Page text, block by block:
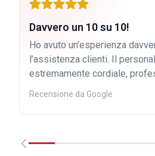
Davvero un 10 su 10!
Ho avuto un’esperienza
l’assistenza clienti. Il
estremamente cordiale,
Recensione da Google